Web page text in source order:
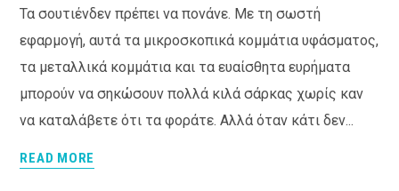
Τα σουτιένδεν πρέπει να πονάνε. Με τη σωστή
εφαρμογή, αυτά τα μικροσκοπικά κομμάτια υφάσματος,
τα μεταλλικά κομμάτια και τα ευαίσθητα ευρήματα
μπορούν να σηκώσουν πολλά κιλά σάρκας χωρίς καν
να καταλάβετε ότι τα φοράτε. Αλλά όταν κάτι δεν...
READ MORE